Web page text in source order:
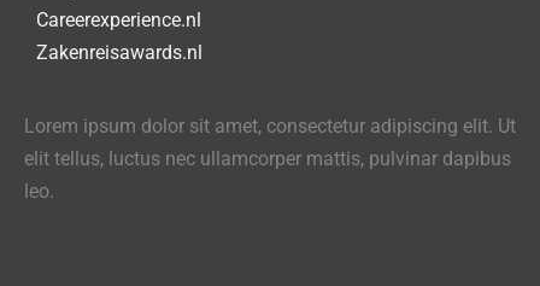
Careerexperience.nl
Zakenreisawards.nl
Lorem ipsum dolor sit amet, consectetur adipiscing elit. Ut
elit tellus, luctus nec ullamcorper mattis, pulvinar dapibus
leo.